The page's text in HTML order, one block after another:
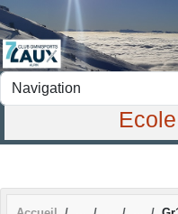
Panneau de gestion des